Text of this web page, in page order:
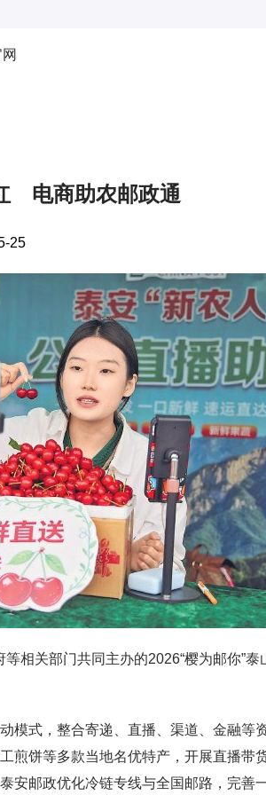
电商助农邮政通
25
关部门共同主办的2026“樱为邮你”泰
式，整合寄递、直播、渠道、金融等
煎饼等多款当地名优特产，开展直播带
安邮政优化冷链专线与全国邮路，完善